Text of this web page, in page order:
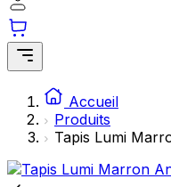
Accueil
Produits
Tapis Lumi
Les cookies statistiques
visiteurs interagissent avec
manière anonyme.
Marketing
d'afficher des publicités qui
par conséquent, plus